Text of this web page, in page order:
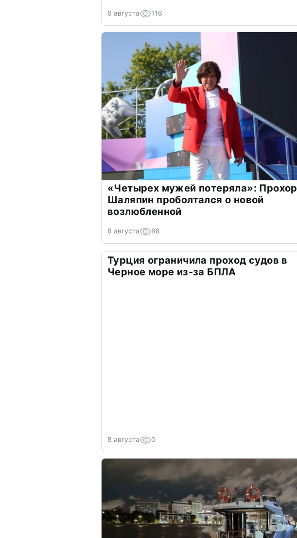
6 августа 116
«Четырех мужей потеряла»: Прохор
Шаляпин проболтался о новой
возлюбленной
6 августа 88
Турция ограничила проход судов в
Черное море из-за БПЛА
8 августа 0